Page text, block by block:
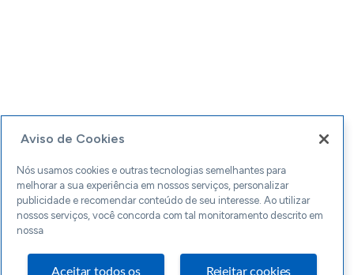
Aviso de Cookies
Nós usamos cookies e outras tecnologias semelhantes para
melhorar a sua experiência em nossos serviços, personalizar
publicidade e recomendar conteúdo de seu interesse. Ao utilizar
nossos serviços, você concorda com tal monitoramento descrito em
nossa
Aceitar todos os
Rejeitar cookies